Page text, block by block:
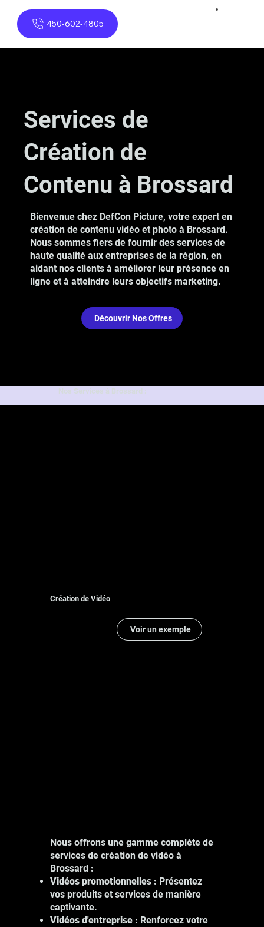
450-602-4805
Services de
Création de
Contenu à Brossard
Bienvenue chez DefCon Picture, votre expert en
création de contenu vidéo et photo à Brossard.
Nous sommes fiers de fournir des services de
haute qualité aux entreprises de la région, en
aidant nos clients à améliorer leur présence en
ligne et à atteindre leurs objectifs marketing.
Découvrir Nos Offres
Nos Services à Brossard :
Création de Vidéo
Voir un exemple
Nous offrons une gamme complète de
services de création de vidéo à
Brossard :
Vidéos promotionnelles: Présentez
vos produits et services de manière
captivante.
Vidéos d'entreprise: Renforcez votre